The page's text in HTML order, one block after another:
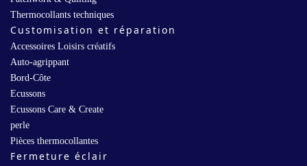
Thermocollants techniques
Customisation et réparation
Accessoires Loisirs créatifs
Auto-agrippant
Bord-Côte
Ecussons
Ecussons Care & Create
perle
Pièces thermocollantes
Fermeture éclair